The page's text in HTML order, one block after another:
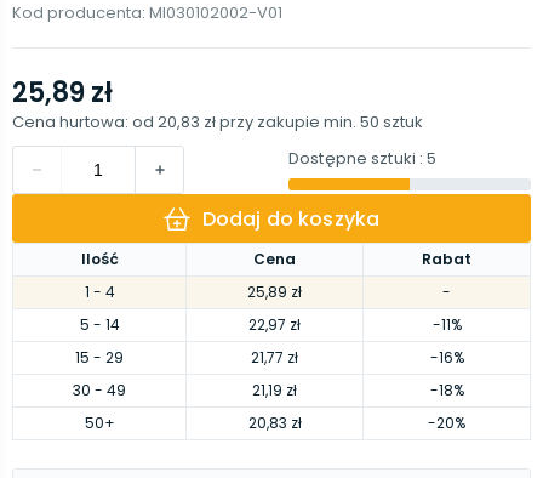
Kod producenta: MI030102002-V01
Ilość Cena
Rabat
1 - 4 25,89 zł
-
5 - 14 22,97 zł
-11%
15 - 29 21,77 zł
-16%
30 - 49 21,19 zł
-18%
50+ 20,83 zł -20%
25,89 zł
Cena hurtowa: od 20,83 złprzy zakupie min. 50 sztuk
Dostępne sztuki : 5
Dodaj do koszyka